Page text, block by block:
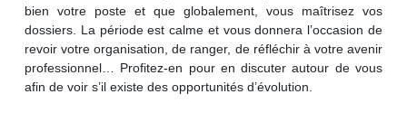
bien votre poste et que globalement, vous maîtrisez vos
dossiers. La période est calme et vous donnera l’occasion de
revoir votre organisation, de ranger, de réfléchir à votre avenir
professionnel… Profitez-en pour en discuter autour de vous
afin de voir s’il existe des opportunités d’évolution.